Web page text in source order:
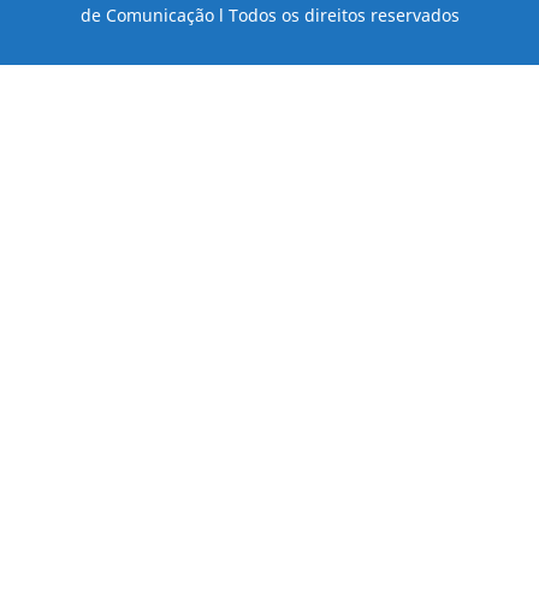
de Comunicação l Todos os direitos reservados